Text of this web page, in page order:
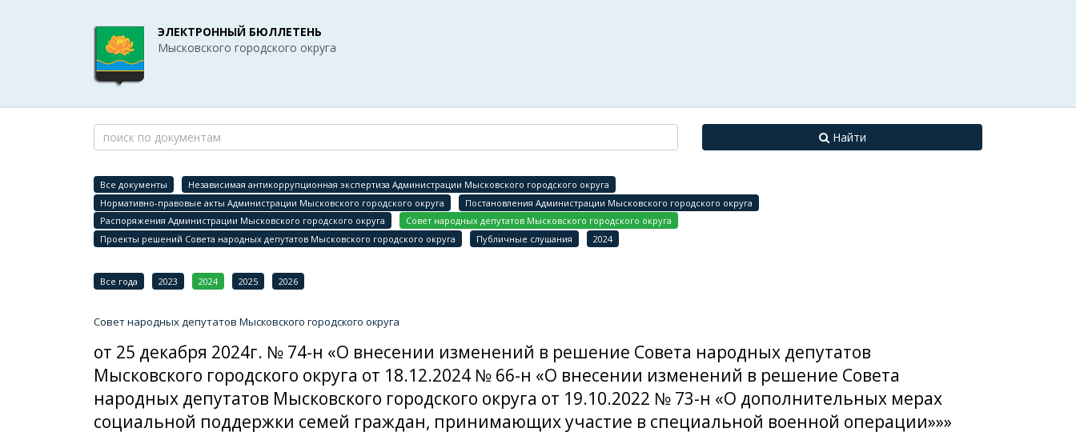
ЭЛЕКТРОННЫЙ БЮЛЛЕТЕНЬ
Мысковского городского округа
Найти
Все документы
Независимая антикоррупционная экспертиза Администрации Мысковского городского округа
Нормативно-правовые акты Администрации Мысковского городского округа
Постановления Администрации Мысковского городского округа
Распоряжения Администрации Мысковского городского округа
Совет народных депутатов Мысковского городского округа
Проекты решений Совета народных депутатов Мысковского городского округа
Публичные слушания 2024
Все года 2023 2024 2025 2026
Совет народных депутатов Мысковского городского округа
от 25 декабря 2024г. № 74-н «О внесении изменений в решение Совета народных депутатов
Мысковского городского округа от 18.12.2024 № 66-н «О внесении изменений в решение Совета
народных депутатов Мысковского городского округа от 19.10.2022 № 73-н «О дополнительных мерах
социальной поддержки семей граждан, принимающих участие в специальной военной операции»»»